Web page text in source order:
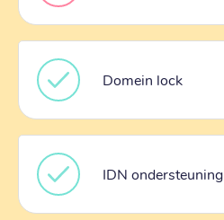
Domein lock
IDN ondersteuning